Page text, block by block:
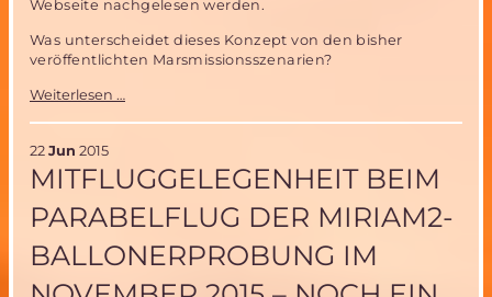
Webseite nachgelesen werden.
Was unterscheidet dieses Konzept von den bisher
veröffentlichten Marsmissionsszenarien?
Weiterlesen …
statt
32
Monaten-
das
„Paternoster“
Missionsszenario
22 Jun 2015
MITFLUGGELEGENHEIT BEIM
PARABELFLUG DER MIRIAM2-
BALLONERPROBUNG IM